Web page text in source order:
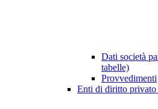
Dati società
tabelle)
Provvedimenti
Enti di diritto privato